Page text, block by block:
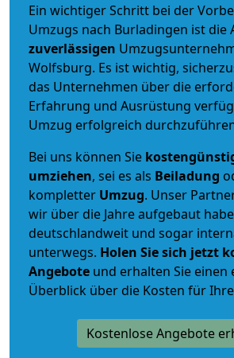
Ein wichtiger Schritt bei der
Umzugs nach Burladingen ist die
zuverlässigen
Wolfsburg. Es ist wichtig,
das Unternehmen über die
Erfahrung und Ausrüstung
Umzug erfolgreich
Bei uns können Sie
umziehen, sei es als Beiladung
kompletter Umzug. Unser
wir über die Jahre aufgebaut
deutschlandweit und sogar
unterwegs. Holen Sie sich jetzt
Angebote und erhalten Sie einen
Überblick über die Kosten für
Kostenlose Angebote